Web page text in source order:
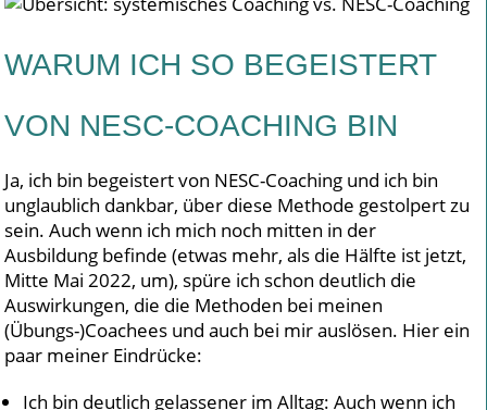
WARUM ICH SO BEGEISTERT
VON NESC-COACHING BIN
Ja, ich bin begeistert von NESC-Coaching und ich bin
unglaublich dankbar, über diese Methode gestolpert zu
sein. Auch wenn ich mich noch mitten in der
Ausbildung befinde (etwas mehr, als die Hälfte ist jetzt,
Mitte Mai 2022, um), spüre ich schon deutlich die
Auswirkungen, die die Methoden bei meinen
(Übungs-)Coachees und auch bei mir auslösen. Hier ein
paar meiner Eindrücke:
Ich bin deutlich gelassener im Alltag: Auch wenn ich